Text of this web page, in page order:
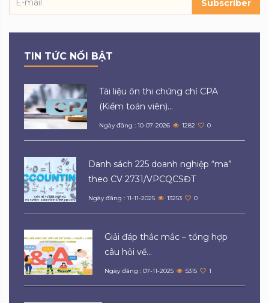
Subscriber
TIN TỨC NỔI BẬT
Tài liệu ôn thi chứng chỉ CPA
(Kiểm toán viên)...
Ngày đăng : 10-07-2026 1282 0
Danh sách 225 doanh nghiệp “ma”
theo CV 2731/VPCQCSĐT
Ngày đăng : 11-11-2025 13253 0
Giải đáp thắc mắc – tổng hợp
câu hỏi về...
Ngày đăng : 07-11-2025 5315 1